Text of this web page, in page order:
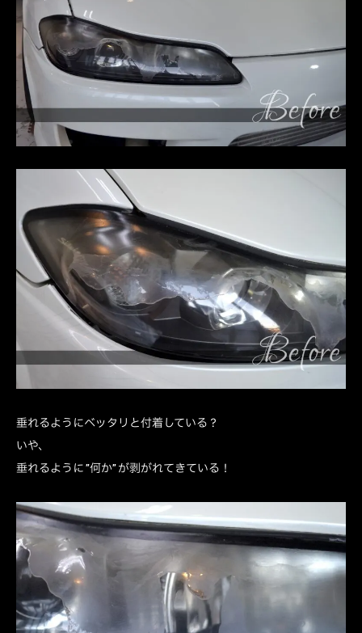
垂れるようにベッタリと付着している？
いや、
垂れるように ”何か” が剥がれてきている！